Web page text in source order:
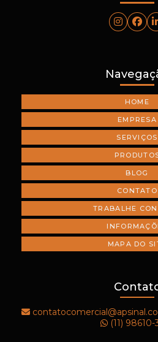
HOME
EMPRESA
SERVIÇOS
BLOG
CONTATO
TRABALHE
MAPA DO
(11) 98610-